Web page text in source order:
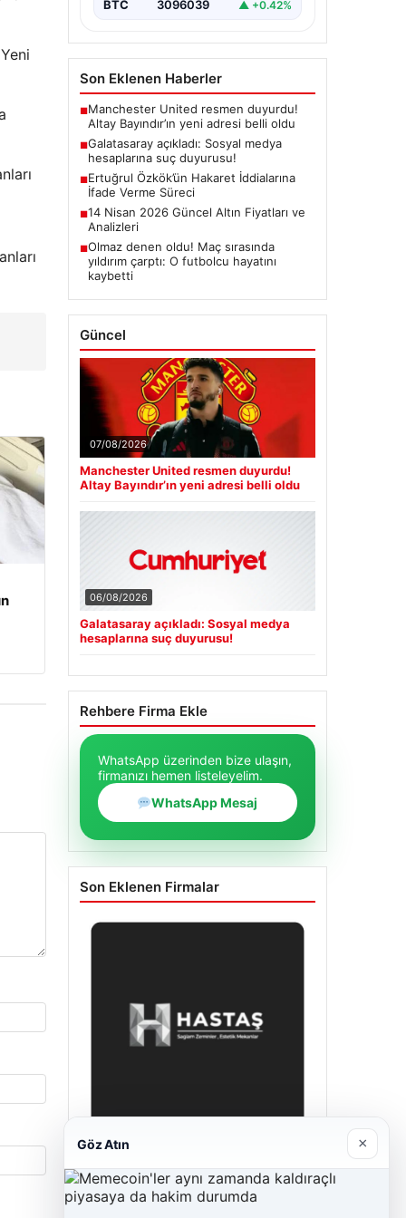
BTC 3096039 ▲ +0.42%
Son Eklenen Haberler
■Manchester United resmen duyurdu!
Altay Bayındır’ın yeni adresi belli oldu
■Galatasaray açıkladı: Sosyal medya
hesaplarına suç duyurusu!
■Ertuğrul Özkök’ün Hakaret İddialarına
İfade Verme Süreci
■14 Nisan 2026 Güncel Altın Fiyatları ve
Analizleri
■Olmaz denen oldu! Maç sırasında
yıldırım çarptı: O futbolcu hayatını
kaybetti
Güncel
07/08/2026
Manchester United resmen duyurdu!
Altay Bayındır’ın yeni adresi belli oldu
06/08/2026
Galatasaray açıkladı: Sosyal medya
hesaplarına suç duyurusu!
Rehbere Firma Ekle
WhatsApp üzerinden bize ulaşın,
firmanızı hemen listeleyelim.
WhatsApp Mesaj
Son Eklenen Firmalar
Enes Kaplan Avukatlık Bürosu
28/04/2026
Göz Atın ×